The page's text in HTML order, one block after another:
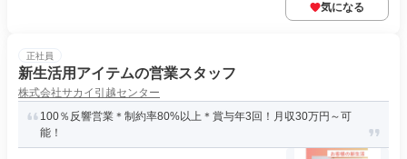
気になる
正社員
新生活用アイテムの営業スタッフ
株式会社サカイ引越センター
100％反響営業＊制約率80%以上＊賞与年3回！月収30万円～可
能！